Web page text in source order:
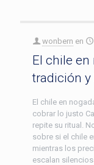
wonbern en
El chile en
tradición
El chile en
cobrar lo justo
repite su ritual.
sobre si el chile
mientras los
escalan